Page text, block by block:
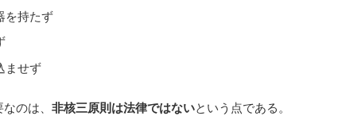
を持たず
ませず
のは、 非核三原則は法律ではないという点である。